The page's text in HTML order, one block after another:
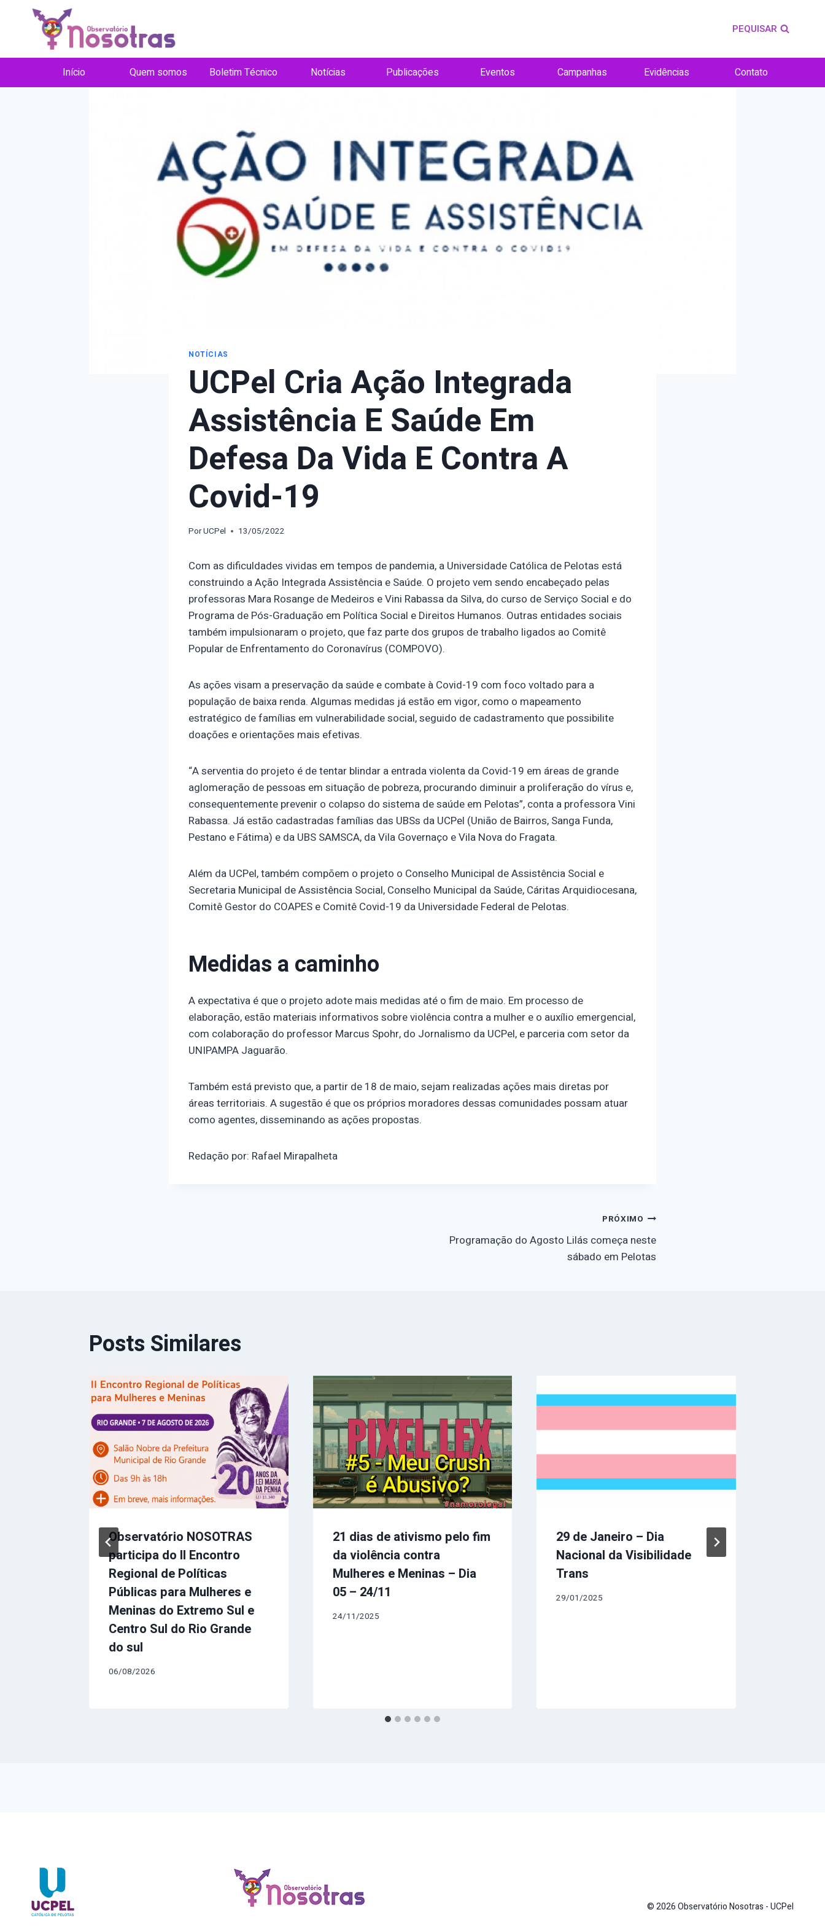
Conteúdo
PEQUISAR
Início Quem somos Boletim Técnico Notícias Publicações Eventos Campanhas Evidências Contato
NOTÍCIAS
UCPel Cria Ação Integrada
Assistência E Saúde Em
Defesa Da Vida E Contra A
Covid-19
PorUCPel 13/05/2022
Com as dificuldades vividas em tempos de pandemia, a Universidade Católica de Pelotas está
construindo a Ação Integrada Assistência e Saúde. O projeto vem sendo encabeçado pelas
professoras Mara Rosange de Medeiros e Vini Rabassa da Silva, do curso de Serviço Social e do
Programa de Pós-Graduação em Política Social e Direitos Humanos. Outras entidades sociais
também impulsionaram o projeto, que faz parte dos grupos de trabalho ligados ao Comitê
Popular de Enfrentamento do Coronavírus (COMPOVO).
As ações visam a preservação da saúde e combate à Covid-19 com foco voltado para a
população de baixa renda. Algumas medidas já estão em vigor, como o mapeamento
estratégico de famílias em vulnerabilidade social, seguido de cadastramento que possibilite
doações e orientações mais efetivas.
“A serventia do projeto é de tentar blindar a entrada violenta da Covid-19 em áreas de grande
aglomeração de pessoas em situação de pobreza, procurando diminuir a proliferação do vírus e,
consequentemente prevenir o colapso do sistema de saúde em Pelotas”, conta a professora Vini
Rabassa. Já estão cadastradas famílias das UBSs da UCPel (União de Bairros, Sanga Funda,
Pestano e Fátima) e da UBS SAMSCA, da Vila Governaço e Vila Nova do Fragata.
Além da UCPel, também compõem o projeto o Conselho Municipal de Assistência Social e
Secretaria Municipal de Assistência Social, Conselho Municipal da Saúde, Cáritas Arquidiocesana,
Comitê Gestor do COAPES e Comitê Covid-19 da Universidade Federal de Pelotas.
Medidas a caminho
A expectativa é que o projeto adote mais medidas até o fim de maio. Em processo de
elaboração, estão materiais informativos sobre violência contra a mulher e o auxílio emergencial,
com colaboração do professor Marcus Spohr, do Jornalismo da UCPel, e parceria com setor da
UNIPAMPA Jaguarão.
Também está previsto que, a partir de 18 de maio, sejam realizadas ações mais diretas por
áreas territoriais. A sugestão é que os próprios moradores dessas comunidades possam atuar
como agentes, disseminando as ações propostas.
Redação por: Rafael Mirapalheta
PRÓXIMO
Programação do Agosto Lilás começa neste
sábado em Pelotas
Posts Similares
Observatório NOSOTRAS
participa do II Encontro
Regional de Políticas
Públicas para Mulheres e
Meninas do Extremo Sul e
Centro Sul do Rio Grande
do sul
06/08/2026
21 dias de ativismo pelo fim
da violência contra
Mulheres e Meninas – Dia
05 – 24/11
24/11/2025
29 de Janeiro – Dia
Nacional da Visibilidade
Trans
29/01/2025
© 2026 Observatório Nosotras - UCPel